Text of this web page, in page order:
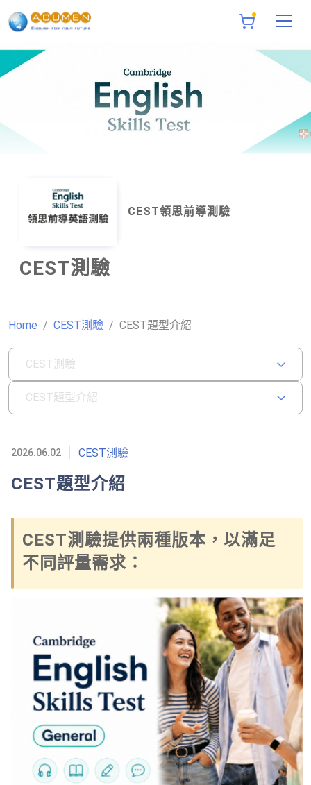
CEST領思前導測驗
CEST測驗
Home CEST測驗 CEST題型介紹
CEST測驗
CEST題型介紹
2026.06.02 CEST測驗
CEST題型介紹
CEST測驗提供兩種版本，以滿足
不同評量需求：